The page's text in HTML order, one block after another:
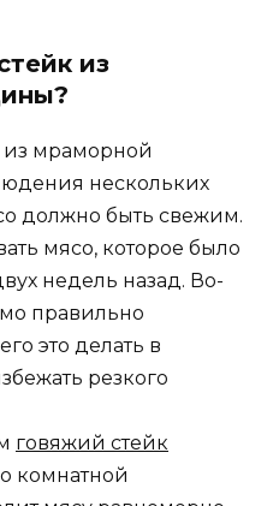
из
из мраморной
нескольких
должно быть свежим.
мясо, которое было
недель назад. Во-
правильно
это делать в
резкого
говяжий стейк
комнатной